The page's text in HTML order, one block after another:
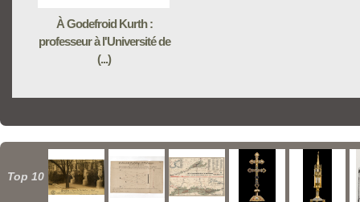
À Godefroid Kurth :
professeur à l'Université de
(...)
Top 10